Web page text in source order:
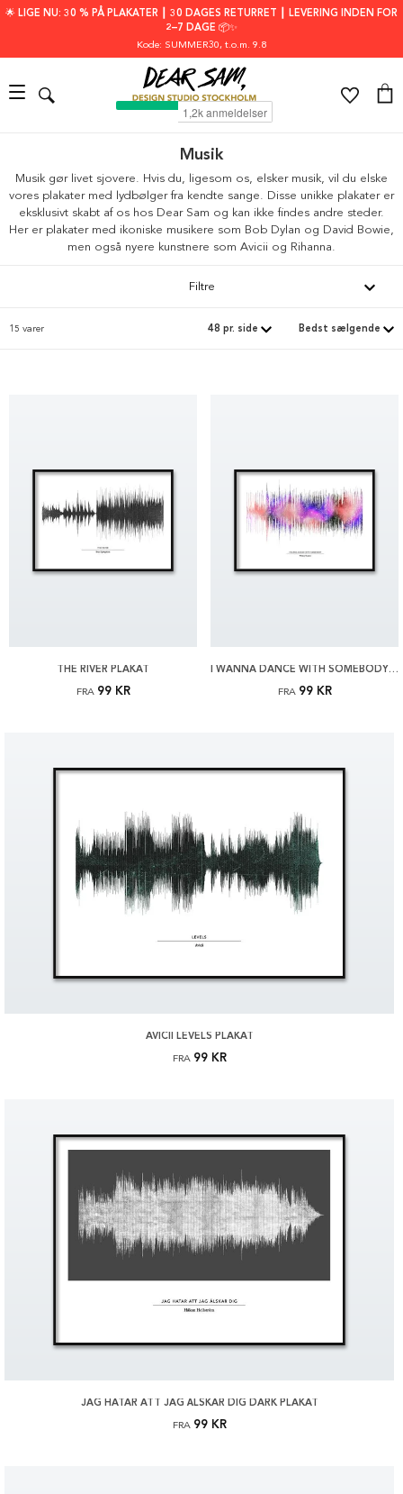
🌟 LIGE NU: 30 % PÅ PLAKATER ┃ 30 DAGES RETURRET ┃ LEVERING INDEN FOR
2–7 DAGE 📦✨
Kode: SUMMER30, t.o.m. 9.8
Musik
Musik gør livet sjovere. Hvis du, ligesom os, elsker musik, vil du elske
vores plakater med lydbølger fra kendte sange. Disse unikke plakater er
eksklusivt skabt af os hos Dear Sam og kan ikke findes andre steder.
Her er plakater med ikoniske musikere som Bob Dylan og David Bowie,
men også nyere kunstnere som Avicii og Rihanna.
Filtre
15 varer
THE RIVER PLAKAT
FRA 99 KR
AVICII LEVELS PLAKAT
FRA 99 KR
I WANNA DANCE WITH SOMEBODY PLAKAT
FRA 99 KR
JAG HATAR ATT JAG ÄLSKAR DIG DARK PLAKAT
FRA 99 KR